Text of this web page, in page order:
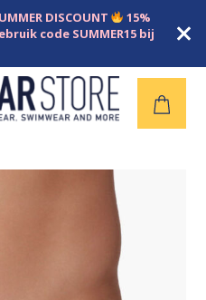
DISCOUNT
15%
code SUMMER15 bij